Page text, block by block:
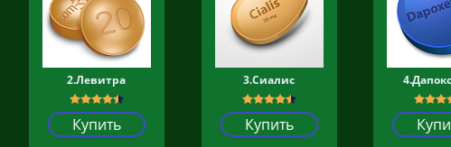
2.Левитра
Купить
3.Сиалис
Купить